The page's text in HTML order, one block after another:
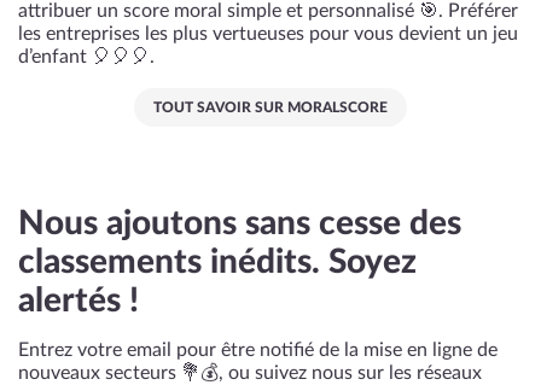
attribuer un score moral simple et personnalisé 🎯. Préférer
les entreprises les plus vertueuses pour vous devient un jeu
d’enfant 🎈🎈🎈.
TOUT SAVOIR SUR MORALSCORE
Nous ajoutons sans cesse des
classements inédits. Soyez
alertés !
Entrez votre email pour être notifié de la mise en ligne de
nouveaux secteurs 💐💰, ou suivez nous sur les réseaux